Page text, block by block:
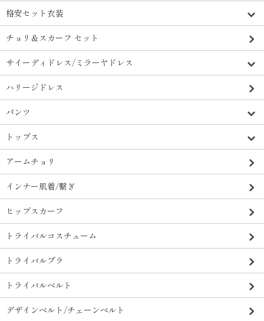
格安セット衣装
チョリ＆スカーフ セット
サイーディドレス/ミラーヤドレス
ハリージドレス
パンツ
トップス
アームチョリ
インナー肌着/繋ぎ
ヒップスカーフ
トライバルコスチューム
トライバルブラ
トライバルベルト
デザインベルト/チェーンベルト